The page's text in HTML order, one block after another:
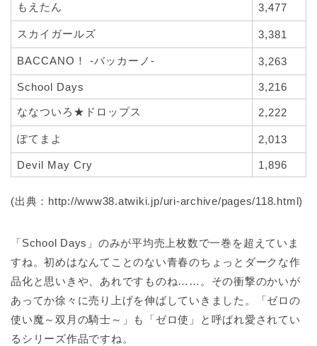
もえたん 3,477
スカイガールズ 3,381
BACCANO！ -バッカーノ- 3,263
School Days 3,216
ななついろ★ドロップス 2,222
ぽてまよ 2,013
Devil May Cry 1,896
(出典：http://www38.atwiki.jp/uri-archive/pages/118.html)
「School Days」のみが平均売上枚数で一巻を超えていま
すね。初めはなんてことのない青春のちょっとダークな作
品化と思いきや、あれですものね……。その衝撃のかいが
あってか徐々に売り上げを伸ばしていきました。「ゼロの
使い魔～双月の騎士～」も「ゼロ使」と呼ばれ愛されてい
るシリーズ作品ですね。